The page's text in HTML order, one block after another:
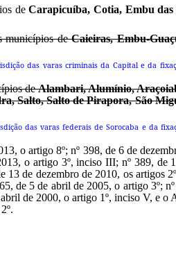
deCarapicuíba, Cotia, Embu
municípios deCaieiras, Embu-
das varas criminais da Capital e da
deAlambari, Alumínio,
Salto, Salto de Pirapora, São
das varas federais de Sorocaba e da
o artigo 8º; nº 398, de 6 de
o artigo 3º, inciso III; nº 389, de
de dezembro de 2010, os artigos
de 5 de abril de 2005, o artigo 3º;
de 2000, o artigo 1º, inciso V, e o